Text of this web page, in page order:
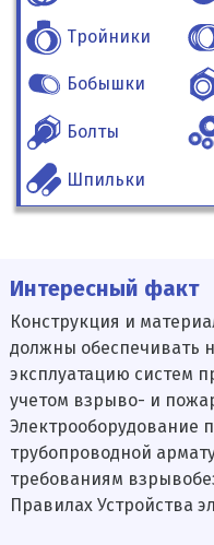
Тройники
Бобышки
Болты
Шпильки
Интересный факт
Конструкция и
должны обеспечивать
эксплуатацию систем
учетом взрыво- и
Электрооборудование
трубопроводной
требованиям
Правилах Устройства